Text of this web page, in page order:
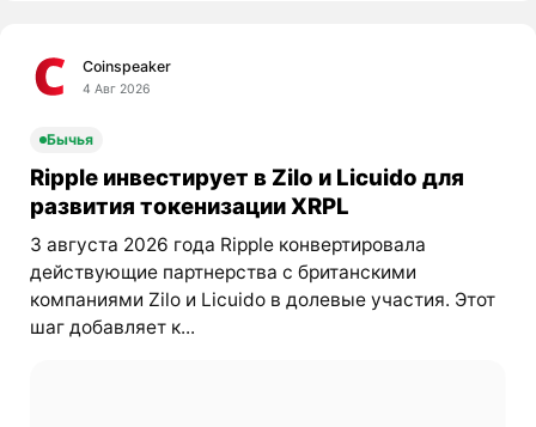
Coinspeaker
4 Авг 2026
Бычья
Ripple инвестирует в Zilo и Licuido для
развития токенизации XRPL
3 августа 2026 года Ripple конвертировала
действующие партнерства с британскими
компаниями Zilo и Licuido в долевые участия. Этот
шаг добавляет к...